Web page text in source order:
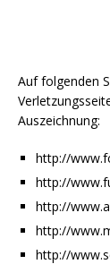
Auf folgenden
Auszeichnung:
http://
http://
http://
http://
http://